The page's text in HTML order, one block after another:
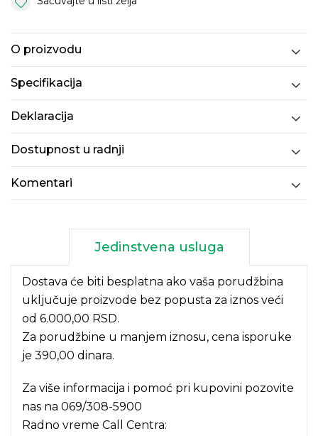
O proizvodu
Specifikacija
Deklaracija
Dostupnost u radnji
Komentari
Jedinstvena usluga
Dostava će biti besplatna ako vaša porudžbina
uključuje proizvode bez popusta za iznos veći
od 6.000,00 RSD.
Za porudžbine u manjem iznosu, cena isporuke
je 390,00 dinara.
Za više informacija i pomoć pri kupovini pozovite
nas na 069/308-5900
Radno vreme Call Centra: